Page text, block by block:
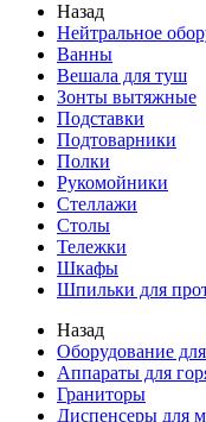
Назад
Нейтральное
Ванны
Вешала для туш
Зонты вытяжные
Подставки
Подтоварники
Полки
Рукомойники
Стеллажи
Столы
Тележки
Шкафы
Шпильки для
Назад
Оборудование
Аппараты для
Граниторы
Диспенсеры для